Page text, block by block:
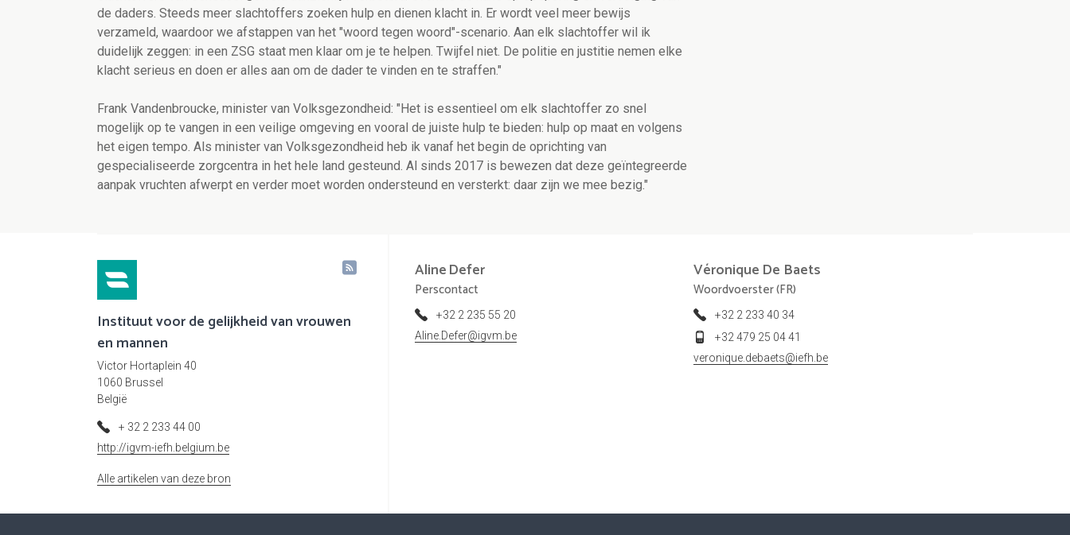
de daders. Steeds meer slachtoffers zoeken hulp en dienen klacht in. Er wordt veel meer bewijs
verzameld, waardoor we afstappen van het "woord tegen woord"-scenario. Aan elk slachtoffer wil ik
duidelijk zeggen: in een ZSG staat men klaar om je te helpen. Twijfel niet. De politie en justitie nemen elke
klacht serieus en doen er alles aan om de dader te vinden en te straffen."
Frank Vandenbroucke, minister van Volksgezondheid: " Het is essentieel om elk slachtoffer zo snel
mogelijk op te vangen in een veilige omgeving en vooral de juiste hulp te bieden: hulp op maat en volgens
het eigen tempo. Als minister van Volksgezondheid heb ik vanaf het begin de oprichting van
gespecialiseerde zorgcentra in het hele land gesteund. Al sinds 2017 is bewezen dat deze geïntegreerde
aanpak vruchten afwerpt en verder moet worden ondersteund en versterkt: daar zijn we mee bezig."
Instituut voor de gelijkheid van vrouwen
en mannen
Victor Hortaplein 40
1060 Brussel
België
+ 32 2 233 44 00
http://igvm-iefh.belgium.be
Alle artikelen van deze bron
AlineDefer
Perscontact
+32 2 235 55 20
Aline.Defer@igvm.be
Véronique De Baets
Woordvoerster (FR)
+32 2 233 40 34
+32 479 25 04 41
veronique.debaets@iefh.be